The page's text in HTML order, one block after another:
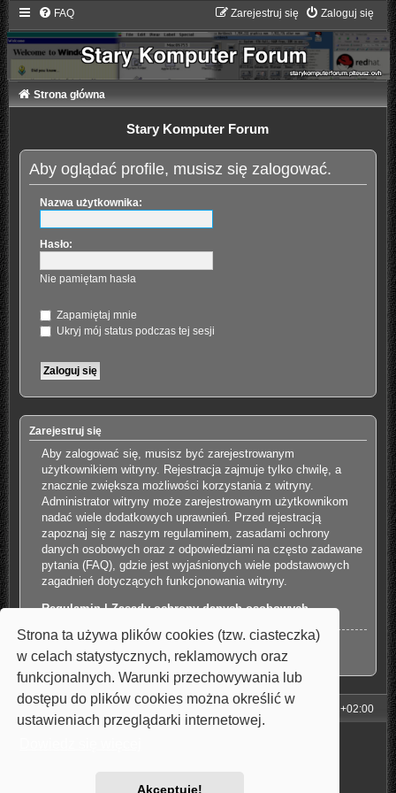
Strona ta używa plików cookies (tzw. ciasteczka)
w celach statystycznych, reklamowych oraz
funkcjonalnych. Warunki przechowywania lub
dostępu do plików cookies można określić w
ustawieniach przeglądarki internetowej.
Akceptuję!
FAQ Zaloguj się
Zarejestruj się
Strona główna
Stary Komputer Forum
Aby oglądać profile, musisz się zalogować.
Nazwa użytkownika:
Hasło:
Nie pamiętam hasła
Zapamiętaj mnie
Ukryj mój status podczas tej sesji
Zarejestruj się
Aby zalogować się, musisz być zarejestrowanym
użytkownikiem witryny. Rejestracja zajmuje tylko chwilę, a
znacznie zwiększa możliwości korzystania z witryny.
Administrator witryny może zarejestrowanym użytkownikom
nadać wiele dodatkowych uprawnień. Przed rejestracją
zapoznaj się z naszym regulaminem, zasadami ochrony
danych osobowych oraz z odpowiedziami na często zadawane
pytania (FAQ), gdzie jest wyjaśnionych wiele podstawowych
zagadnień dotyczących funkcjonowania witryny.
Regulamin|Zasady ochrony danych osobowych
Zarejestruj się
Strona główna UTC+02:00